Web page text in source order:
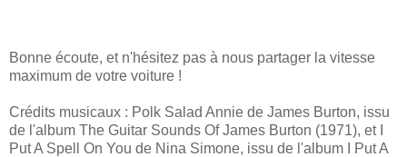
Bonne écoute, et n'hésitez pas à nous partager la vitesse
maximum de votre voiture !
Crédits musicaux : Polk Salad Annie de James Burton, issu
de l'album The Guitar Sounds Of James Burton (1971), et I
Put A Spell On You de Nina Simone, issu de l'album I Put A